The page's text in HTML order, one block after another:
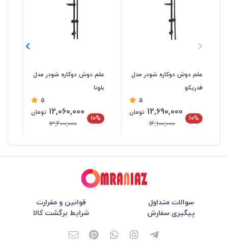
علم دوش دوکاره شودر مدل
فدریکو
5
10%
12,690,000 تومان
14,100,000
علم دوش دوکاره شودر مدل
بلونا
5
10%
12,060,000 تومان
13,400,000
سوالات متداول
قوانین و مقرارت
پیگیری سفارش
شرایط برگشت کالا